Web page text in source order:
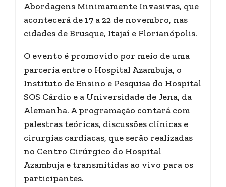
Abordagens Minimamente Invasivas, que
acontecerá de 17 a 22 de novembro, nas
cidades de Brusque, Itajaí e Florianópolis.
O evento é promovido por meio de uma
parceria entre o Hospital Azambuja, o
Instituto de Ensino e Pesquisa do Hospital
SOS Cárdio e a Universidade de Jena, da
Alemanha. A programação contará com
palestras teóricas, discussões clínicas e
cirurgias cardíacas, que serão realizadas
no Centro Cirúrgico do Hospital
Azambuja e transmitidas ao vivo para os
participantes.